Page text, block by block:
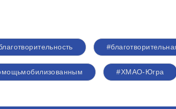
#ХМАО-Югра